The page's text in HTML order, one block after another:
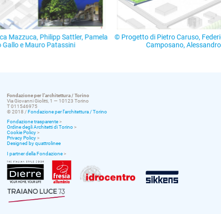
© Progetto di Pietro Caruso, Federica Mazzuca, Philipp Sattler, Pamela
Camposano, Alessandro Gallo e Mauro Patassini.
Fondazione per l’architettura / Torino
Via Giovanni Giolitti, 1 — 10123 Torino
T 011546975
© 2018 /Fondazione per l’architettura / Torino
Fondazione trasparente>
Ordine degli Architetti di Torino>
Cookie Policy>
Privacy Policy>
Designed by quattrolinee
I partner della Fondazione>